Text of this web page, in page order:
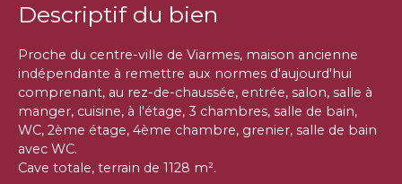
Descriptif du bien
Proche du centre-ville de Viarmes, maison ancienne
indépendante à remettre aux normes d'aujourd'hui
comprenant, au rez-de-chaussée, entrée, salon, salle à
manger, cuisine, à l'étage, 3 chambres, salle de bain,
WC, 2ème étage, 4ème chambre, grenier, salle de bain
avec WC.
Cave totale, terrain de 1128 m².